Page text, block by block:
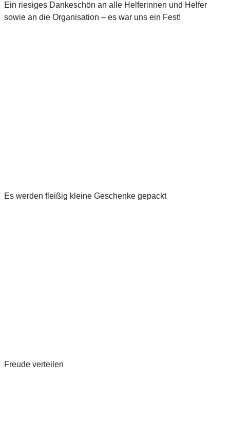
Ein riesiges Dankeschön an alle Helferinnen und Helfer
sowie an die Organisation – es war uns ein Fest!
Es werden fleißig kleine Geschenke gepackt
Freude verteilen